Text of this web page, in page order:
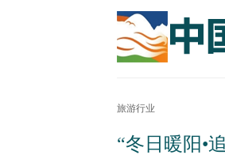
旅游行业
“冬日暖阳•